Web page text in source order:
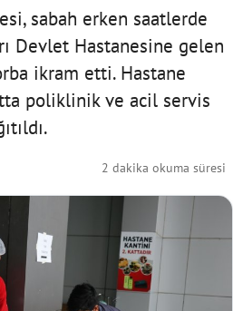
sabah erken saatlerde
Devlet Hastanesine gelen
ikram etti. Hastane
poliklinik ve acil servis
2 dakika okuma süresi